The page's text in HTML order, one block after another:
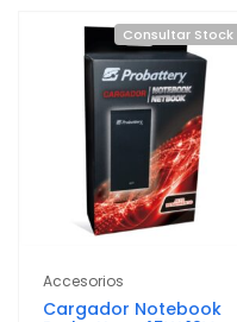
Consultar Stock
Accesorios
Cargador Notebook